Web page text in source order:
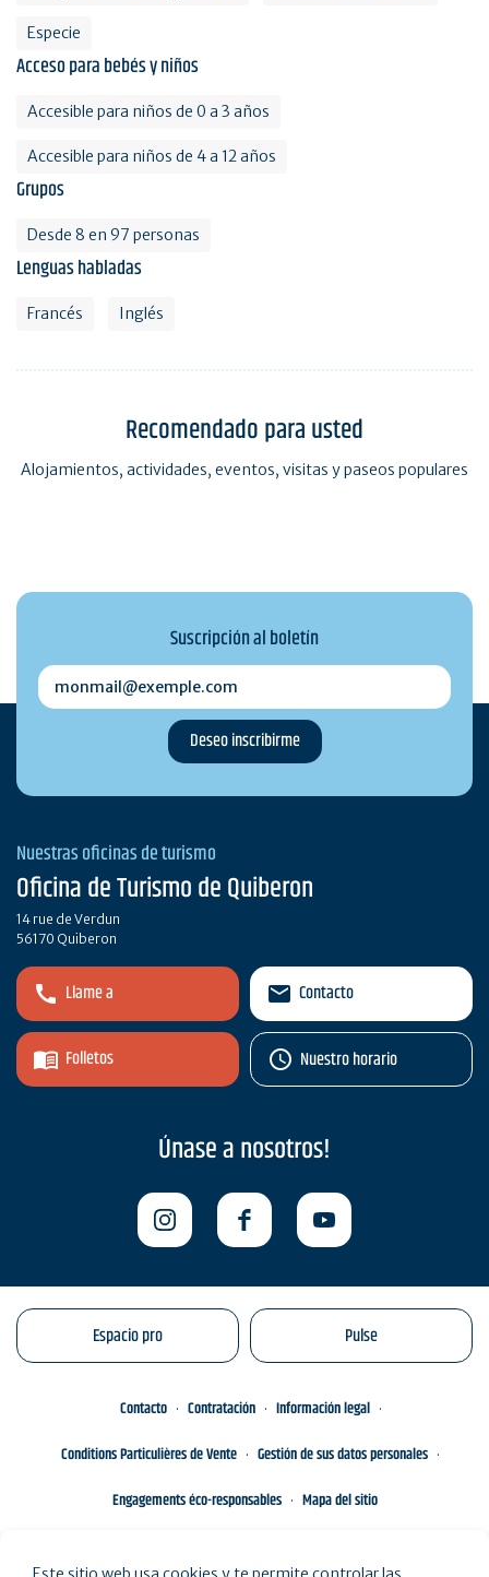
Especie
Acceso para bebés y niños
Accesible para niños de 0 a 3 años
Accesible para niños de 4 a 12 años
Grupos
Desde 8 en 97 personas
Lenguas habladas
Francés Inglés
Recomendado para usted
Alojamientos, actividades, eventos, visitas y paseos populares
Suscripción al boletín
monmail@exemple.com
Nuestras oficinas de turismo
Oficina de Turismo de Quiberon
14 rue de Verdun
56170 Quiberon
Llame a
Folletos
Contacto
Nuestro horario
Únase a nosotros!
Espacio pro Pulse
Contacto Contratación
Información legal
Conditions Particulières de Vente
Gestión de sus datos personales
Engagements éco-responsables
Mapa del sitio